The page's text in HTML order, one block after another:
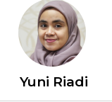
Yuni Riadi